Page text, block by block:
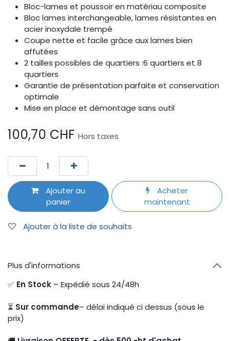
Bloc-lames et poussoir en matériau composite
Bloc lames interchangeable, lames résistantes en
acier inoxydale trempé
Coupe nette et facile grâce aux lames bien
affutées
2 tailles possibles de quartiers :6 quartiers et 8
quartiers
Garantie de présentation parfaite et conservation
optimale
Mise en place et démontage sans outil
100,70 CHF Hors taxes
Ajouter au
panier
Acheter
maintenant
Ajouter à la liste de souhaits
Plus d'informations
✅ En Stock – Expédié sous 24/48h
⏳ Sur commande– délai indiqué ci dessus (sous le
prix)